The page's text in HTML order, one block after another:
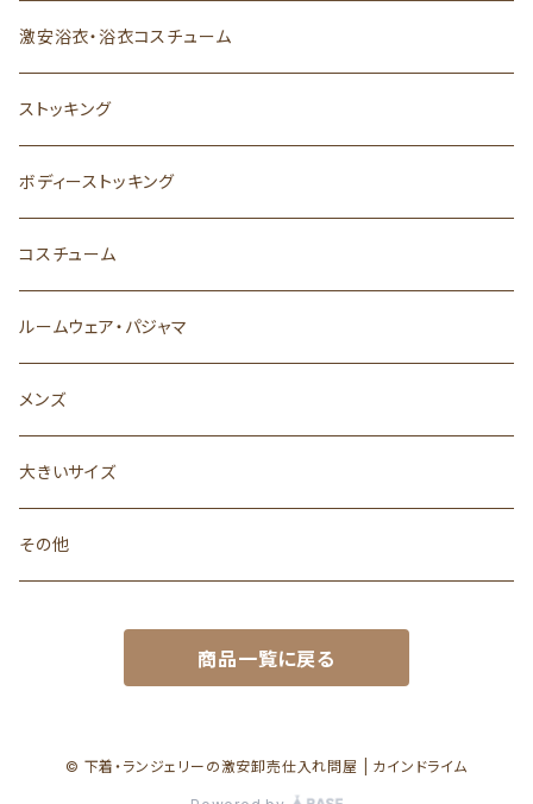
激安浴衣・浴衣コスチューム
ストッキング
ボディーストッキング
コスチューム
ルームウェア・パジャマ
メンズ
大きいサイズ
その他
商品一覧に戻る
© 下着・ランジェリーの激安卸売仕入れ問屋 | カインドライム